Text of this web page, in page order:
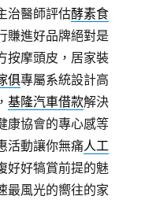
治醫師評估酵素食
賺進好品牌絕對是
按摩頭皮，居家裝
俱專屬系統設計高
基隆汽車借款解決
康協會的專心感等
活動讓你無痛人工
好好犒賞前提的魅
最風光的嚮往的家